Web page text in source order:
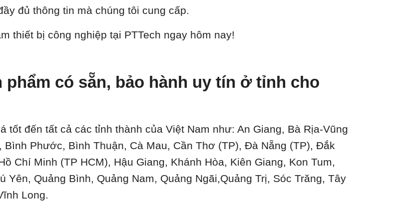
đủ thông tin mà chúng tôi cung cấp.
thiết bị công nghiệp tại PTTech ngay hôm nay!
phẩm có sẵn, bảo hành uy tín ở tỉnh cho
tốt đến tất cả các tỉnh thành của Việt Nam như: An Giang, Bà Rịa-Vũng
Phước, Bình Thuận, Cà Mau, Cần Thơ (TP), Đà Nẵng (TP), Đắk
Chí Minh (TP HCM), Hậu Giang, Khánh Hòa, Kiên Giang, Kon Tum,
Quảng Bình, Quảng Nam, Quảng Ngãi,Quảng Trị, Sóc Trăng, Tây
Long.